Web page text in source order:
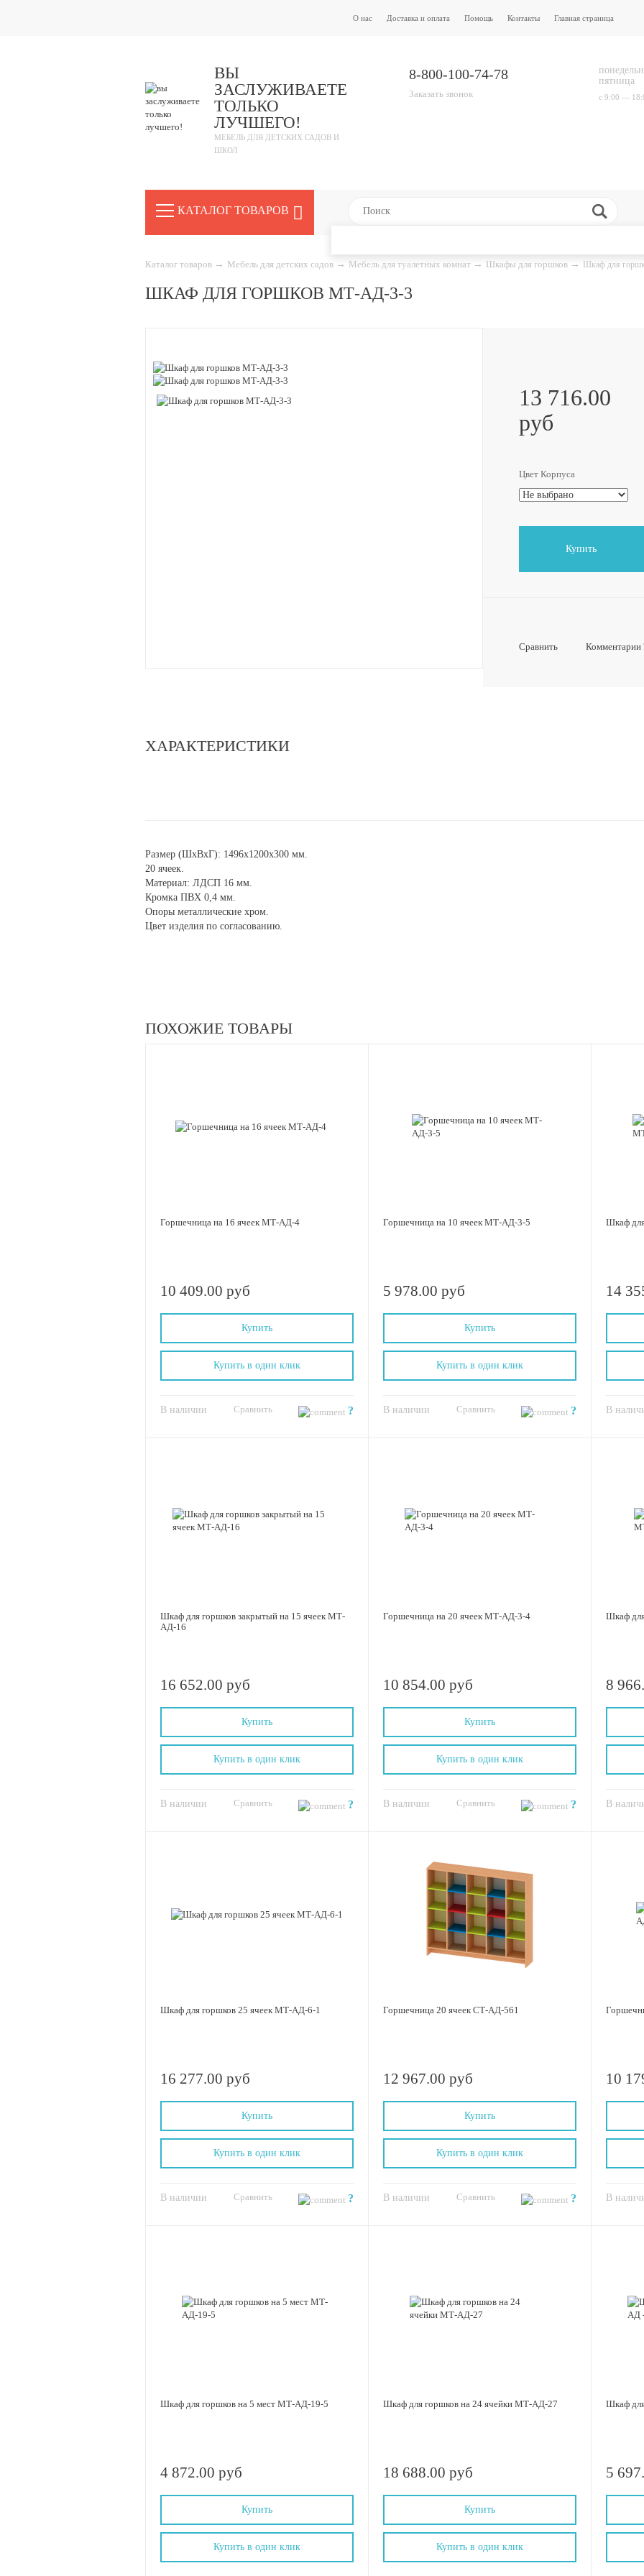
О нас Доставка и оплата Помощь Контакты Главная страница
ВЫ
ЗАСЛУЖИВАЕТЕ
ТОЛЬКО
ЛУЧШЕГО!
МЕБЕЛЬ ДЛЯ ДЕТСКИХ САДОВ И
ШКОЛ
8-800-100-74-78
Заказать звонок
пятница
с 9:00 —
КАТАЛОГ ТОВАРОВ
Каталог товаров → Мебель для детских садов → Мебель для туалетных комнат → Шкафы для горшков → Шкаф для
ШКАФ ДЛЯ ГОРШКОВ МТ-АД-3-3
13 716.00
руб
Цвет Корпуса
Купить
Сравнить Комментарии
ХАРАКТЕРИСТИКИ
Размер (ШхВхГ): 1496x1200x300 мм.
20 ячеек.
Материал: ЛДСП 16 мм.
Кромка ПВХ 0,4 мм.
Опоры металлические хром.
Цвет изделия по согласованию.
ПОХОЖИЕ ТОВАРЫ
Горшечница на 16 ячеек МТ-АД-4
10 409.00 руб
Купить
В наличии Сравнить ?
Купить в один клик
Горшечница на 10 ячеек МТ-АД-3-5
5 978.00 руб
Купить
В наличии Сравнить ?
Купить в один клик
Шкаф
14
В
Шкаф для горшков закрытый на 15 ячеек МТ-
АД-16
16 652.00 руб
Купить
В наличии Сравнить ?
Купить в один клик
Горшечница на 20 ячеек МТ-АД-3-4
10 854.00 руб
Купить
В наличии Сравнить ?
Купить в один клик
Шкаф
8
В
Шкаф для горшков 25 ячеек МТ-АД-6-1
16 277.00 руб
Купить
В наличии Сравнить ?
Купить в один клик
Горшечница 20 ячеек СТ-АД-561
12 967.00 руб
Купить
В наличии Сравнить ?
Купить в один клик
10
В
Шкаф для горшков на 5 мест МТ-АД-19-5
4 872.00 руб
Купить
Купить в один клик
Шкаф для горшков на 24 ячейки МТ-АД-27
18 688.00 руб
Купить
Купить в один клик
Шкаф
5